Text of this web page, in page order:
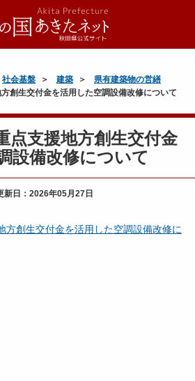
社会基盤 建築
県有建築物の営繕
創生交付金を活用した空調設備改修について
点支援地方創生交付金
設備改修について
新日： 2026年05月27日
方創生交付金を活用した空調設備改修に